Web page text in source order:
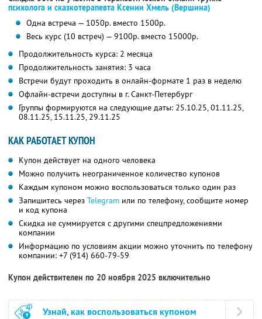
психолога и сказкотерапевта Ксении Хмель (Вершина)
Одна встреча — 1050р. вместо 1500р.
Весь курс (10 встреч) — 9100р. вместо 15000р.
Продолжительность курса: 2 месяца
Продолжительность занятия: 3 часа
Встречи будут проходить в онлайн-формате 1 раз в неделю
Офлайн-встречи доступны в г. Санкт-Петербург
Группы формируются на следующие даты: 25.10.25, 01.11.25,
08.11.25, 15.11.25, 29.11.25
КАК РАБОТАЕТ КУПОН
Купон действует на одного человека
Можно получить неограниченное количество купонов
Каждым купоном можно воспользоваться только один раз
Запишитесь через Telegram или по телефону, сообщите номер
и код купона
Скидка не суммируется с другими спецпредложениями
компании
Информацию по условиям акции можно уточнить по телефону
компании: +7 (914) 660-79-59
Купон действителен по 20 ноября 2025 включительно
Узнай, как воспользоваться купоном